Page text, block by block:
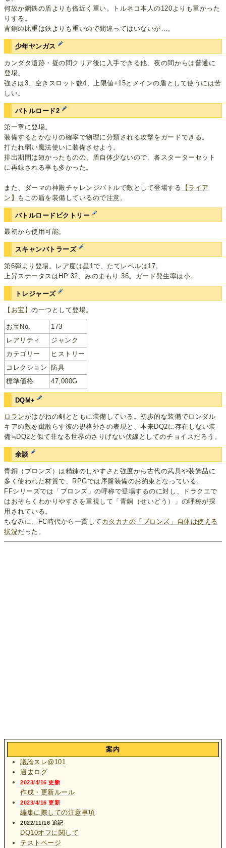
何故か鋼鉄の盾よりも倍近く重い。トルネコ本人の120よりも重かった
りする。
青銅の比重は鉄よりも重いので間違ってはいないが…。
少年ヤンガス
カンダタ遺跡・昼の間クリア後に入手できる他、夜の間からは普通に
登場。
強さは3、空きスロット数4、上限値+15とメインの盾として使うには苦
しい。
バトルロード2
第一章に登場。
装備するとかなりの確率で物理に分類される攻撃をガードできる。
打たれ弱い魔法使いに装備させよう。
排出期間は短かったものの、盾自体少ないので、各スターターセット
に再録される事も多かった。
また、ダーマの神殿チャレンジバトルで敵として登場する
【ライア
ン】
もこの盾を装備しているので注意。
バトルロードビクトリー
最初から使用可能。
スキャンバトラーズ
第6弾より登場。レア度は星1で、たてレベルは17。
上昇ステータスはHP:32、みのまもり:36。ガード発生率は小。
トレジャーズ
【お宝】の一つとして登場。
お宝No.
173
レアリティ
ジャンク
カテゴリー
ヒストリー
コレクション
防具
標準価格
47,000G
DQM+
ロランがはがねの剣とともに装備している。初歩的な装備でロンダル
キアの敵を蹴散らす彼の規格外さの表現と、本来DQ2に存在しない装
備≒DQ2と似て非なる世界のさりげない伏線としてのチョイスだろう。
余談
青銅（ブロンズ）は精錬のしやすさと強度から古代の武具や装飾品に
多く使われた材質で、RPGでは序盤装備のお約束となっている。
FFシリーズでは「ブロンズ」の呼称で登場するのに対し、ドラクエで
はおそらくわかりやすさを重視して「青銅（せいどう）」の呼称が採
用されている。
ちなみに、FC時代から一貫して カタカナの「ブロンズ」自体は使える
状況 だった。
案内
議論スレ@101
過去ログ
2023/4/16 更新
作成・更新ルール
2023/4/16 更新
編集に際しての注意事項
2022/11/16 追記
DQ10オフに関して
テストページ